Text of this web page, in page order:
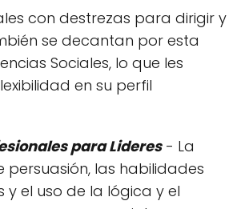
con destrezas para dirigir y
se decantan por esta
Sociales, lo que les
en su perfil
para Lideres- La
las habilidades
y el uso de la lógica y el